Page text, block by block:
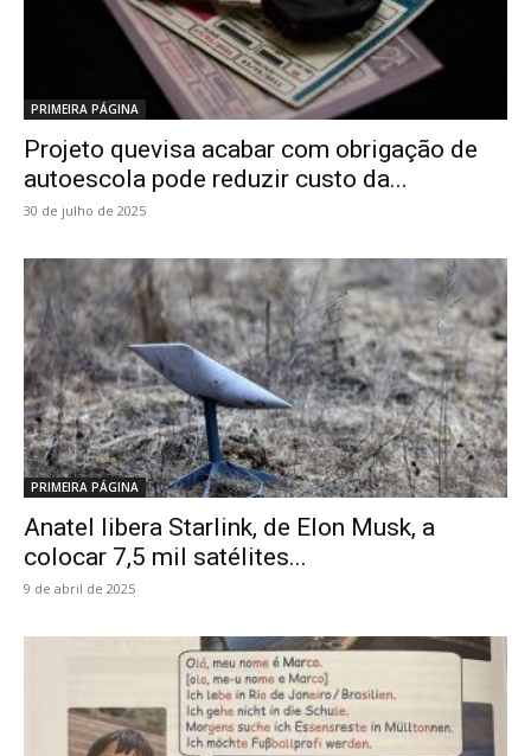
PRIMEIRA PÁGINA
Projeto quevisa acabar com obrigação de
autoescola pode reduzir custo da...
30 de julho de 2025
PRIMEIRA PÁGINA
Anatel libera Starlink, de Elon Musk, a
colocar 7,5 mil satélites...
9 de abril de 2025